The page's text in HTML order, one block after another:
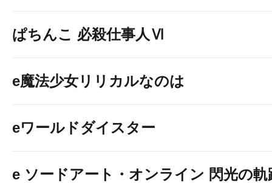
ぱちんこ 必殺仕事人Ⅵ
e魔法少女リリカルなのは
eワールドダイスター
e ソードアート・オンライン 閃光の軌